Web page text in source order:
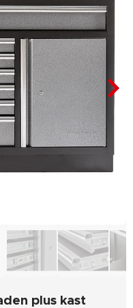
plus kast